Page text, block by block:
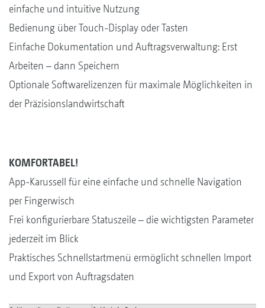
einfache und intuitive Nutzung
Bedienung über Touch-Display oder Tasten
Einfache Dokumentation und Auftragsverwaltung: Erst
Arbeiten – dann Speichern
Optionale Softwarelizenzen für maximale Möglichkeiten in
der Präzisionslandwirtschaft
KOMFORTABEL!
App-Karussell für eine einfache und schnelle Navigation
per Fingerwisch
Frei konfigurierbare Statuszeile – die wichtigsten Parameter
jederzeit im Blick
Praktisches Schnellstartmenü ermöglicht schnellen Import
und Export von Auftragsdaten